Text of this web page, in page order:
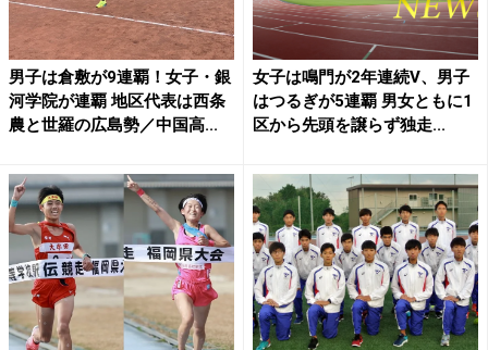
男子は倉敷が9連覇！女子・銀
河学院が連覇 地区代表は西条
農と世羅の広島勢／中国高...
女子は鳴門が2年連続V、男子
はつるぎが5連覇 男女ともに1
区から先頭を譲らず独走...